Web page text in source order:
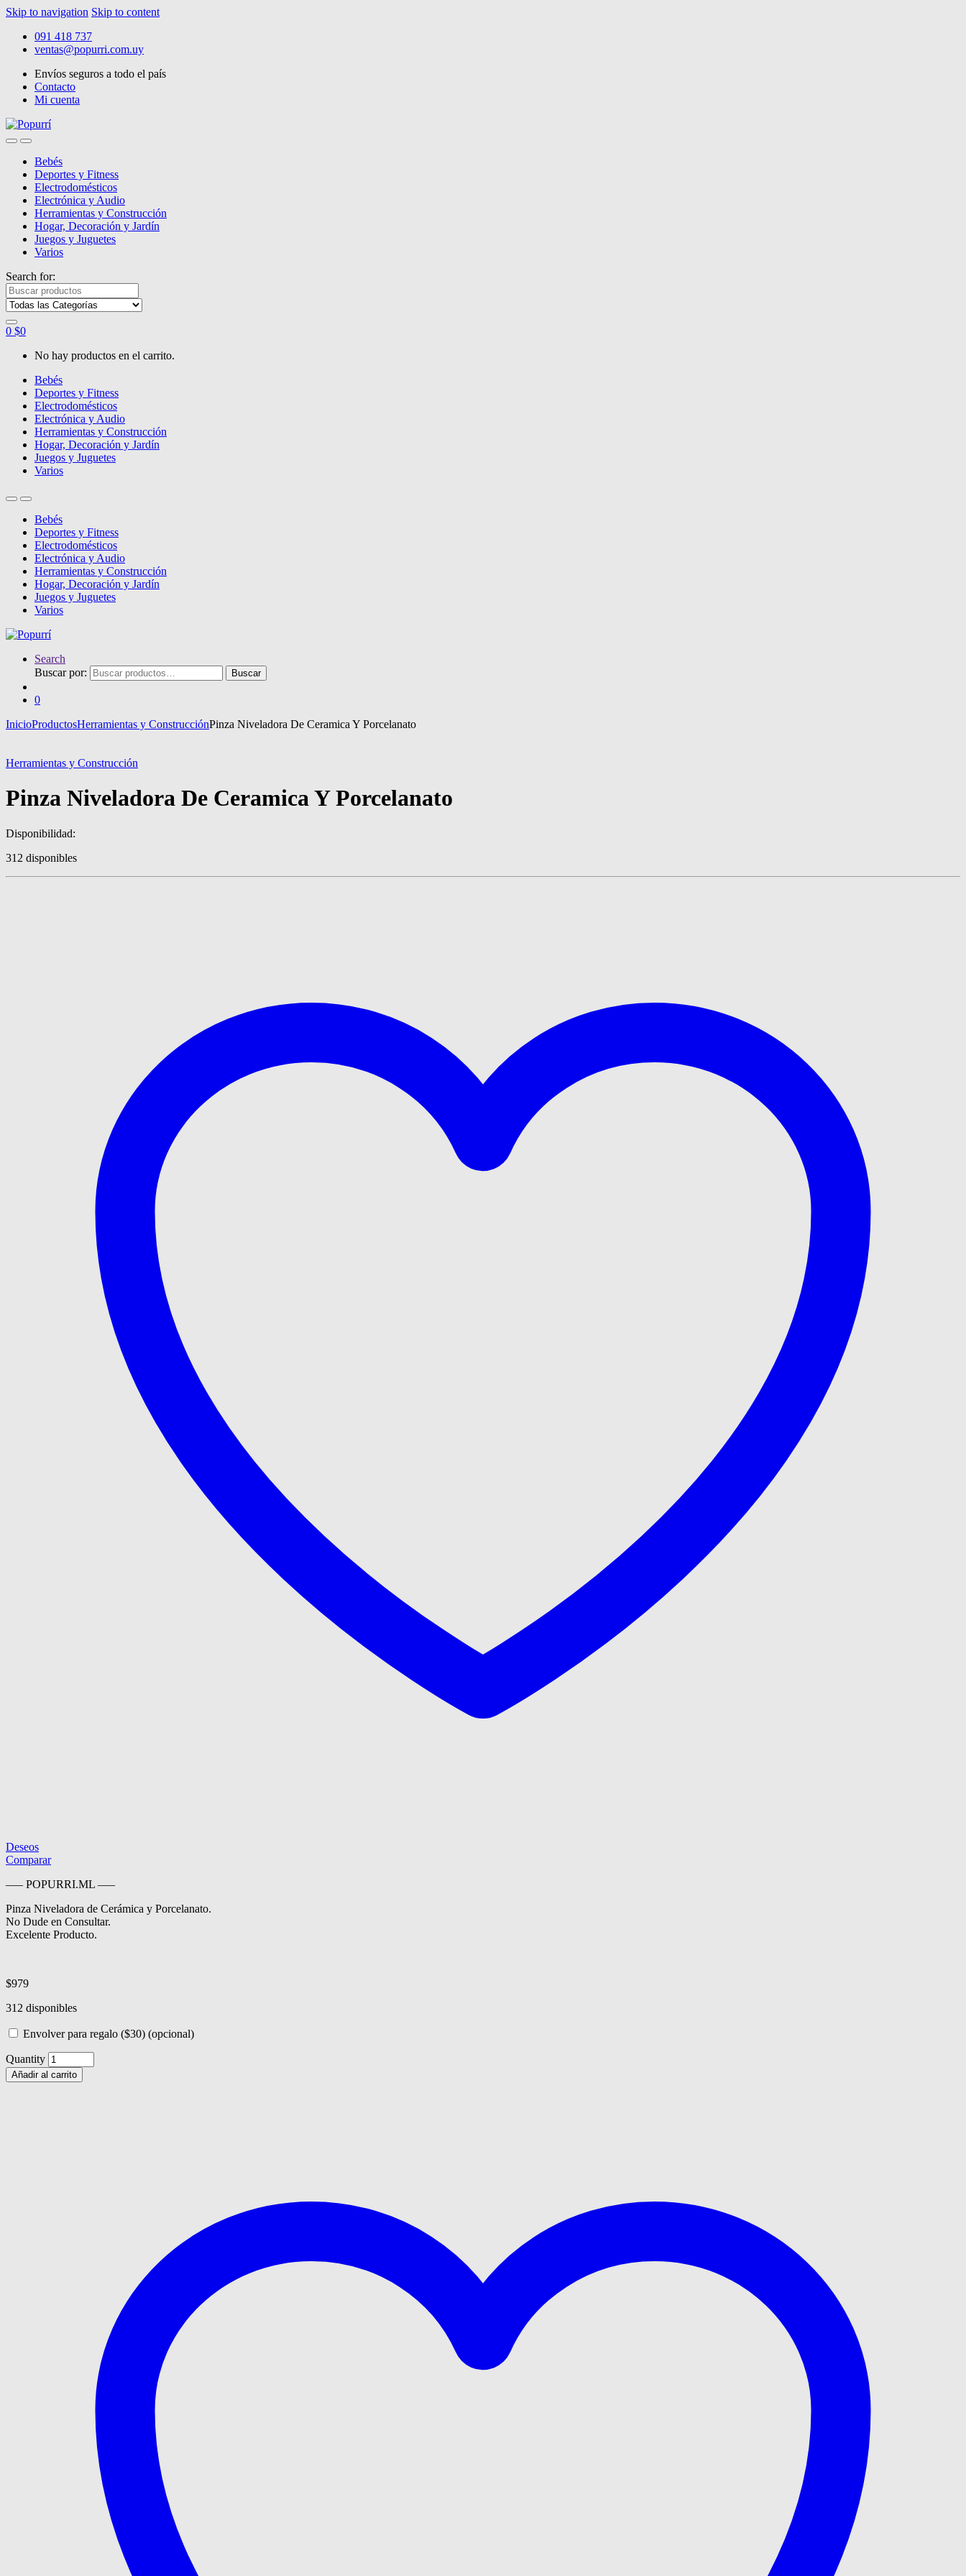
Skip to navigation Skip to content
091 418 737
ventas@popurri.com.uy
Envíos seguros a todo el país
Contacto
Mi cuenta
Bebés
Deportes y Fitness
Electrodomésticos
Electrónica y Audio
Herramientas y Construcción
Hogar, Decoración y Jardín
Juegos y Juguetes
Varios
Search for:
0 $0
No hay productos en el carrito.
Bebés
Deportes y Fitness
Electrodomésticos
Electrónica y Audio
Herramientas y Construcción
Hogar, Decoración y Jardín
Juegos y Juguetes
Varios
Bebés
Deportes y Fitness
Electrodomésticos
Electrónica y Audio
Herramientas y Construcción
Hogar, Decoración y Jardín
Juegos y Juguetes
Varios
Search
Buscar por:
Buscar
0
InicioProductosHerramientas y ConstrucciónPinza Niveladora De Ceramica Y Porcelanato
Herramientas y Construcción
Pinza Niveladora De Ceramica Y Porcelanato
Disponibilidad:
312 disponibles
Deseos
Comparar
—– POPURRI.ML —–
Pinza Niveladora de Cerámica y Porcelanato.
No Dude en Consultar.
Excelente Producto.
$979
312 disponibles
Envolver para regalo ($30) (opcional)
Quantity
Añadir al carrito